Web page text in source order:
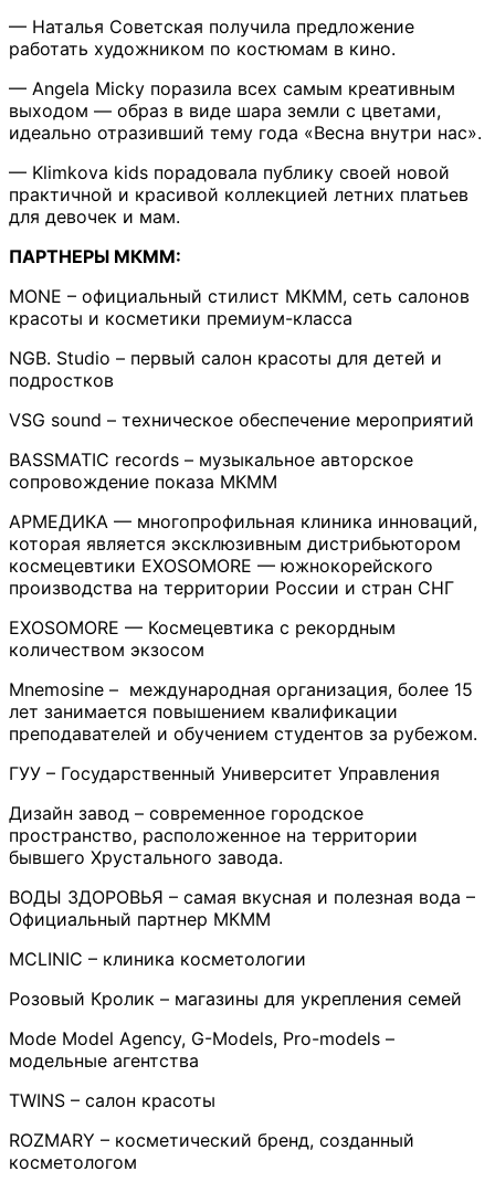
— Наталья Советская получила предложение
работать художником по костюмам в кино.
— Angela Micky поразила всех самым креативным
выходом — образ в виде шара земли с цветами,
идеально отразивший тему года «Весна внутри нас».
— Klimkova kids порадовала публику своей новой
практичной и красивой коллекцией летних платьев
для девочек и мам.
ПАРТНЕРЫ МКММ:
MONE – официальный стилист МКММ, сеть салонов
красоты и косметики премиум-класса
NGB. Studio – первый салон красоты для детей и
подростков
VSG sound – техническое обеспечение мероприятий
BASSMATIC records – музыкальное авторское
сопровождение показа МКММ
АРМЕДИКА — многопрофильная клиника инноваций,
которая является эксклюзивным дистрибьютором
космецевтики EXOSOMORE — южнокорейского
производства на территории России и стран СНГ
EXOSOMORE — Космецевтика с рекордным
количеством экзосом
Mnemosine – международная организация, более 15
лет занимается повышением квалификации
преподавателей и обучением студентов за рубежом.
ГУУ – Государственный Университет Управления
Дизайн завод – современное городское
пространство, расположенное на территории
бывшего Хрустального завода.
ВОДЫ ЗДОРОВЬЯ – самая вкусная и полезная вода –
Официальный партнер МКММ
MCLINIC – клиника косметологии
Розовый Кролик – магазины для укрепления семей
Mode Model Agency, G-Models, Pro-models –
модельные агентства
TWINS – салон красоты
ROZMARY – косметический бренд, созданный
косметологом